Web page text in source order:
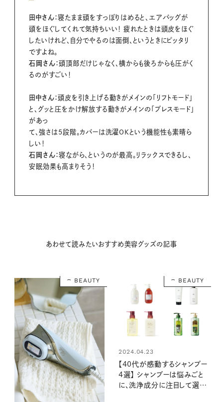
田中さん：寝たまま頭をすっぽりはめると、エアバッグが
頭をほぐしてくれて気持ちいい！ 疲れたときは頭皮をほぐ
したいけれど、自分でやるのは面倒、というときにピッタリ
ですよね。
石岡さん： 頭頂部だけじゃなく、横からも後ろからも圧がく
るのがすごい！
田中さん： 頭皮を引き上げる動きがメインの「リフトモード」
と、グッと圧をかけ解放する動きがメインの「プレスモード」
があっ
て、強さは5段階。カバーは洗濯OKという機能性も素晴ら
しい！
石岡さん：寝ながら、というのが最高。リラックスできるし、
安眠効果も高まりそう！
あわせて読みたいおすすめ美容グッズの記事
BEAUTY BEAUTY
2024.04.23
【40代が感動するシャンプー
4選】 シャンプーは悩みごと
に、洗浄成分に注目して選ぶ